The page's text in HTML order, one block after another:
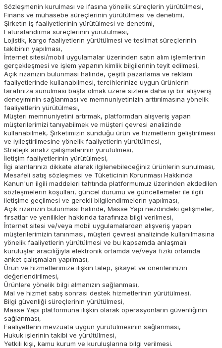
Sözleşmenin kurulması ve ifasına yönelik süreçlerin yürütülmesi,
Finans ve muhasebe süreçlerinin yürütülmesi ve denetimi,
Şirketin iş faaliyetlerinin yürütülmesi ve denetimi,
Faturalandırma süreçlerinin yürütülmesi,
Lojistik, kargo faaliyetlerin yürütülmesi ve teslimat süreçlerinin
takibinin yapılması,
İnternet sitesi/mobil uygulamalar üzerinden satın alım işlemlerinin
gerçekleşmesi ve işlem yapanın kimlik bilgilerinin teyit edilmesi,
Açık rızanızın bulunması halinde, çeşitli pazarlama ve reklam
faaliyetlerinde kullanabilmesi, tercihlerinize uygun ürünlerin
tarafınıza sunulması başta olmak üzere sizlere daha iyi bir alışveriş
deneyiminin sağlanması ve memnuniyetinizin arttırılmasına yönelik
faaliyetlerin yürütülmesi,
Müşteri memnuniyetini artırmak, platformdan alışveriş yapan
müşterilerimizi tanıyabilmek ve müşteri çevresi analizinde
kullanabilmek, Şirketimizin sunduğu ürün ve hizmetlerin geliştirilmesi
ve iyileştirilmesine yönelik faaliyetlerin yürütülmesi,
Stratejik analiz çalışmalarının yürütülmesi,
İletişim faaliyetlerinin yürütülmesi,
İlgi alanlarınızı dikkate alarak ilgilenebileceğiniz ürünlerin sunulması,
Mesafeli satış sözleşmesi ve Tüketicinin Korunması Hakkında
Kanun'un ilgili maddeleri tahtında platformumuz üzerinden akdedilen
sözleşmelerin koşulları, güncel durumu ve güncellemeler ile ilgili
iletişime geçilmesi ve gerekli bilgilendirmelerin yapılması,
Açık rızanızın bulunması halinde, Masse Yapı nezdindeki gelişmeler,
fırsatlar ve yenilikler hakkında tarafınıza bilgi verilmesi,
İnternet sitesi ve/veya mobil uygulamalardan alışveriş yapan
müşterilerimizin tanınması, müşteri çevresi analizinde kullanılmasına
yönelik faaliyetlerin yürütülmesi ve bu kapsamda anlaşmalı
kuruluşlar aracılığıyla elektronik ortamda ve/veya fiziki ortamda
anket çalışmaları yapılması,
Ürün ve hizmetlerimize ilişkin talep, şikayet ve önerilerinizin
değerlendirilmesi,
Ürünlere yönelik bilgi almanızın sağlanması,
Mal ve hizmet satış sonrası destek hizmetlerinin yürütülmesi,
Bilgi güvenliği süreçlerinin yürütülmesi,
Masse Yapı platformuna ilişkin olarak operasyonların güvenliğinin
sağlanması,
Faaliyetlerin mevzuata uygun yürütülmesinin sağlanması,
Hukuk işlerinin takibi ve yürütülmesi,
Yetkili kişi, kamu kurum ve kuruluşlarına bilgi verilmesi.